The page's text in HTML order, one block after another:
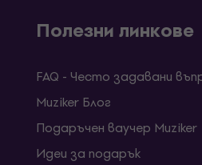
Полезни линкове
FAQ - Често задавани
Muziker Блог
Подаръчен ваучер Muziker
Идеи за подарък